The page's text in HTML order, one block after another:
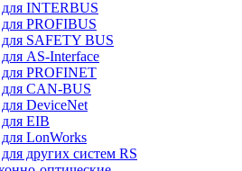
INTERBUS
PROFIBUS
SAFETY BUS
AS-Interface
PROFINET
CAN-BUS
DeviceNet
EIB
LonWorks
других систем RS